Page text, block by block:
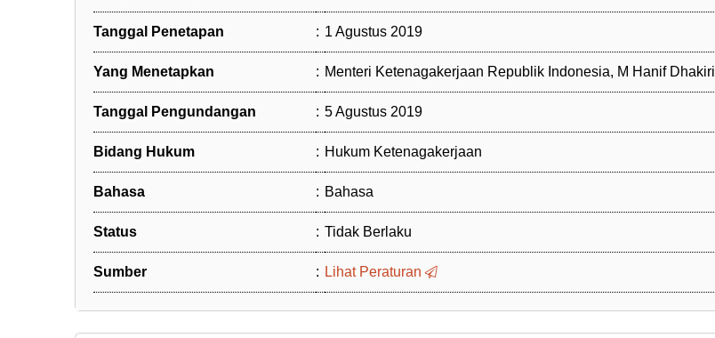
Tanggal Penetapan : 1 Agustus 2019
Yang Menetapkan : Menteri Ketenagakerjaan Republik Indonesia, M Hanif Dhakiri
Tanggal Pengundangan : 5 Agustus 2019
Bidang Hukum : Hukum Ketenagakerjaan
Bahasa : Bahasa
Status : Tidak Berlaku
Sumber : Lihat Peraturan